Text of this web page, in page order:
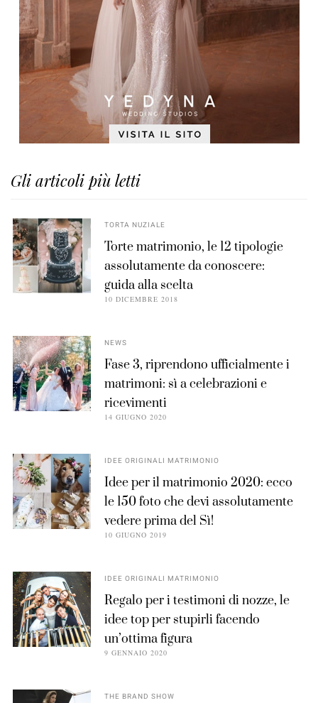
Gli articoli più letti
TORTA NUZIALE
Torte matrimonio, le 12 tipologie
assolutamente da conoscere:
guida alla scelta
10 DICEMBRE 2018
NEWS
Fase 3, riprendono ufficialmente i
matrimoni: sì a celebrazioni e
ricevimenti
14 GIUGNO 2020
IDEE ORIGINALI MATRIMONIO
Idee per il matrimonio 2020: ecco
le 150 foto che devi assolutamente
vedere prima del Sì!
10 GIUGNO 2019
IDEE ORIGINALI MATRIMONIO
Regalo per i testimoni di nozze, le
idee top per stupirli facendo
un’ottima figura
9 GENNAIO 2020
THE BRAND SHOW